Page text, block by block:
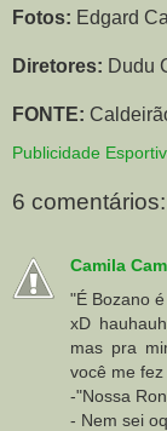
Fotos: Edgard
Diretores: Dudu
FONTE:
Publicidade
6 comentários:
Camila
"É Bozano
xD
mas pra
você me
-"Nossa
- Nem sei